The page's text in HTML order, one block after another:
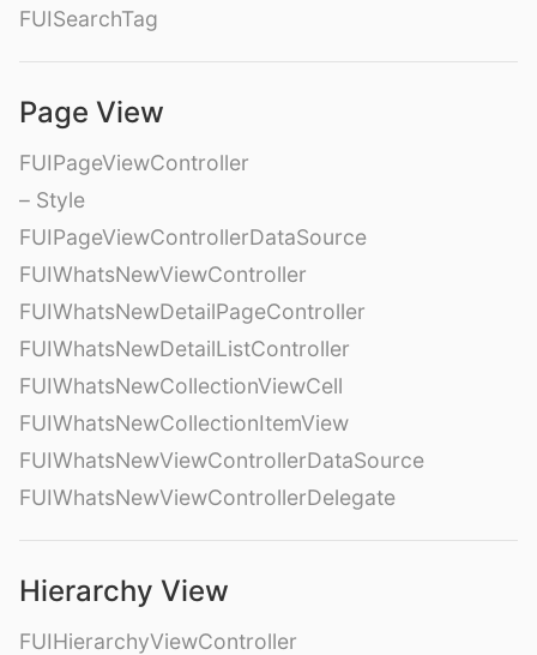
FUISearchTag
Page View
FUIPageViewController
– Style
FUIPageViewControllerDataSource
FUIWhatsNewViewController
FUIWhatsNewDetailPageController
FUIWhatsNewDetailListController
FUIWhatsNewCollectionViewCell
FUIWhatsNewCollectionItemView
FUIWhatsNewViewControllerDataSource
FUIWhatsNewViewControllerDelegate
Hierarchy View
FUIHierarchyViewController